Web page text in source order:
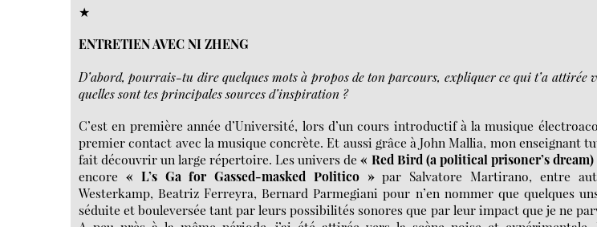
★
ENTRETIEN AVEC NI ZHENG
D’abord, pourrais-tu dire quelques mots à propos de ton parcours, expliquer ce qui t’a attirée
quelles sont tes principales sources d’inspiration ?
C’est en première année d’Université, lors d’un cours introductif à la musique
premier contact avec la musique concrète. Et aussi grâce à John Mallia, mon enseignant
fait découvrir un large répertoire. Les univers de« Red Bird (a political prisoner’s dream)
encore « L’s Ga for Gassed-masked Politico »par Salvatore Martirano, entre
Westerkamp, Beatriz Ferreyra, Bernard Parmegiani pour n’en nommer que quelques
séduite et bouleversée tant par leurs possibilités sonores que par leur impact que je ne